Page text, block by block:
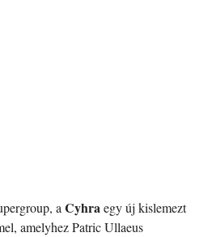
a Cyhraegy új kislemezt
amelyhez Patric Ullaeus